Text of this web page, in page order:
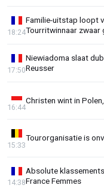
Familie-uitstap loopt
Tourritwinnaar zwaar
18:24
Niewiadoma slaat
Reusser
17:50
Christen wint in
16:44
Tourorganisatie is
15:33
Absolute
France Femmes
14:38